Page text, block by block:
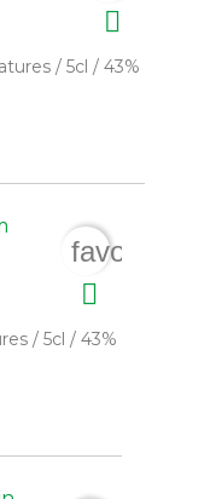

/ 5cl / 43%

/ 5cl / 43%